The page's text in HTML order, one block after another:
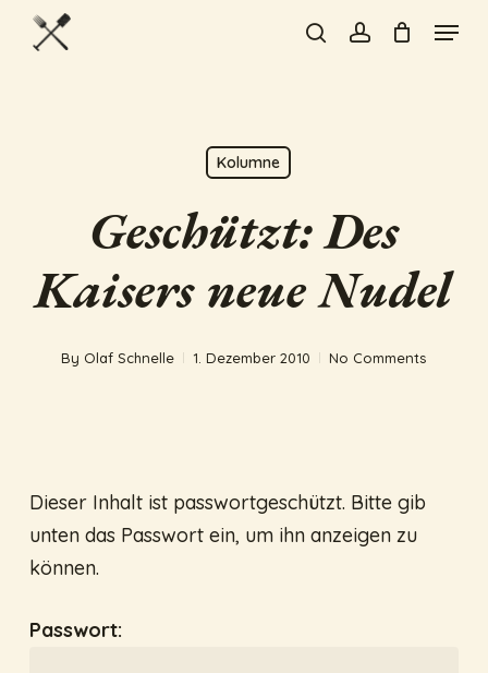
Skip
searchaccount
Menu
Kolumne
Geschützt: Des
Kaisers neue Nudel
By Olaf Schnelle 1. Dezember 2010 No Comments
Dieser Inhalt ist passwortgeschützt. Bitte gib
unten das Passwort ein, um ihn anzeigen zu
können.
Passwort: